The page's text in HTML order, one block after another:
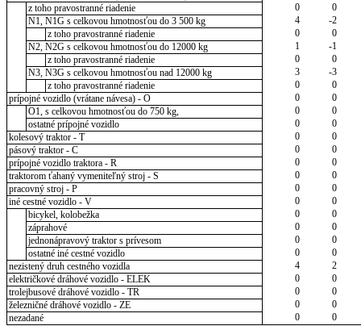
z toho pravostranné riadenie
0
0
N1, N1G s celkovou hmotnosťou do 3 500 kg
4
-2
z toho pravostranné riadenie
0
0
N2, N2G s celkovou hmotnosťou do 12000 kg
1
-1
z toho pravostranné riadenie
0
0
N3, N3G s celkovou hmotnosťou nad 12000 kg
3
-3
z toho pravostranné riadenie
0
0
prípojné vozidlo (vrátane návesa) - O
0
0
O1, s celkovou hmotnosťou do 750 kg,
0
0
ostatné prípojné vozidlo
0
0
kolesový traktor - T
0
0
pásový traktor - C
0
0
prípojné vozidlo traktora - R
0
0
traktorom ťahaný vymeniteľný stroj - S
0
0
pracovný stroj - P
0
0
iné cestné vozidlo - V
0
0
bicykel, kolobežka
0
0
záprahové
0
0
jednonápravový traktor s prívesom
0
0
ostatné iné cestné vozidlo
0
0
nezistený druh cestného vozidla
4
2
električkové dráhové vozidlo - ELEK
0
0
trolejbusové dráhové vozidlo - TR
0
0
železničné dráhové vozidlo - ZE
0
0
nezadané
0 0